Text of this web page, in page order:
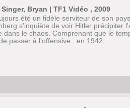
Bryan | TF1 Vidéo , 2009
été un fidèle serviteur de son
s'inquiète de voir Hitler précipiter
dans le chaos. Comprenant que le
passer à l'offensive : en 1942, ...